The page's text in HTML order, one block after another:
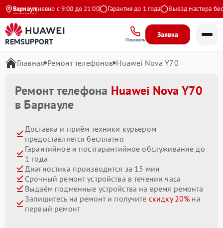
Барнаул
Ежедневно с 9:00 до 21:00 Гарантия до 1 года Выезд мастера
REMSUPPORT Позвонить
Заявка
Главная Ремонт телефонов Huawei Nova Y70
Ремонт телефона Huawei Nova Y70
в Барнауле
Доставка и приём техники курьером
предоставляется бесплатно
Гарантийное и постгарантийное обслуживание до
1 года
Диагностика производится за 15 мин
Срочный ремонт устройства в течении часа
Выдаём подменные устройства на время ремонта
Запишитесь на ремонт и получите скидку 20% на
первый ремонт